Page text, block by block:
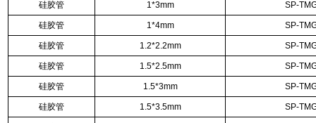
硅胶管 1*3mm SP-
硅胶管 1*4mm SP-
硅胶管 1.2*2.2mm SP-
硅胶管 1.5*2.5mm SP-
硅胶管 1.5*3mm SP-
硅胶管 1.5*3.5mm SP-